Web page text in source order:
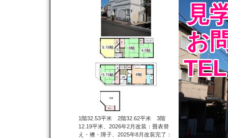
見
お
1階32.53平米 2階32.62平米 3階
12.19平米、2026年2月改装：畳表替
え・襖・障子、2025年8月改装完了：